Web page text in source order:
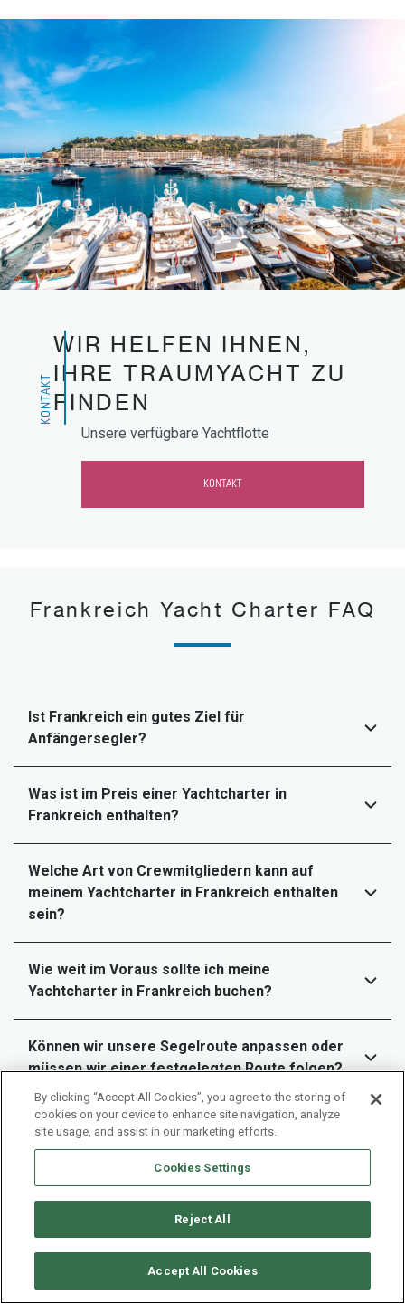
KONTAKT
WIR HELFEN IHNEN,
IHRE TRAUMYACHT ZU
FINDEN
Unsere verfügbare Yachtflotte
KONTAKT
Frankreich Yacht Charter FAQ
Ist Frankreich ein gutes Ziel für
Anfängersegler?
Was ist im Preis einer Yachtcharter in
Frankreich enthalten?
Welche Art von Crewmitgliedern kann auf
meinem Yachtcharter in Frankreich enthalten
sein?
Wie weit im Voraus sollte ich meine
Yachtcharter in Frankreich buchen?
Können wir unsere Segelroute anpassen oder
müssen wir einer festgelegten Route folgen?
Was sind die Zahlungsbedingungen und
Können wir Wasserspielzeug und Ausrüstung
auf unserem Boot, das von der Marina in
Frankreich ablegt, hinzufügen?
By clicking “Accept All Cookies”, you agree to the storing of
cookies on your device to enhance site navigation, analyze
site usage, and assist in our marketing efforts.
Cookies Settings
Reject All
Accept All Cookies